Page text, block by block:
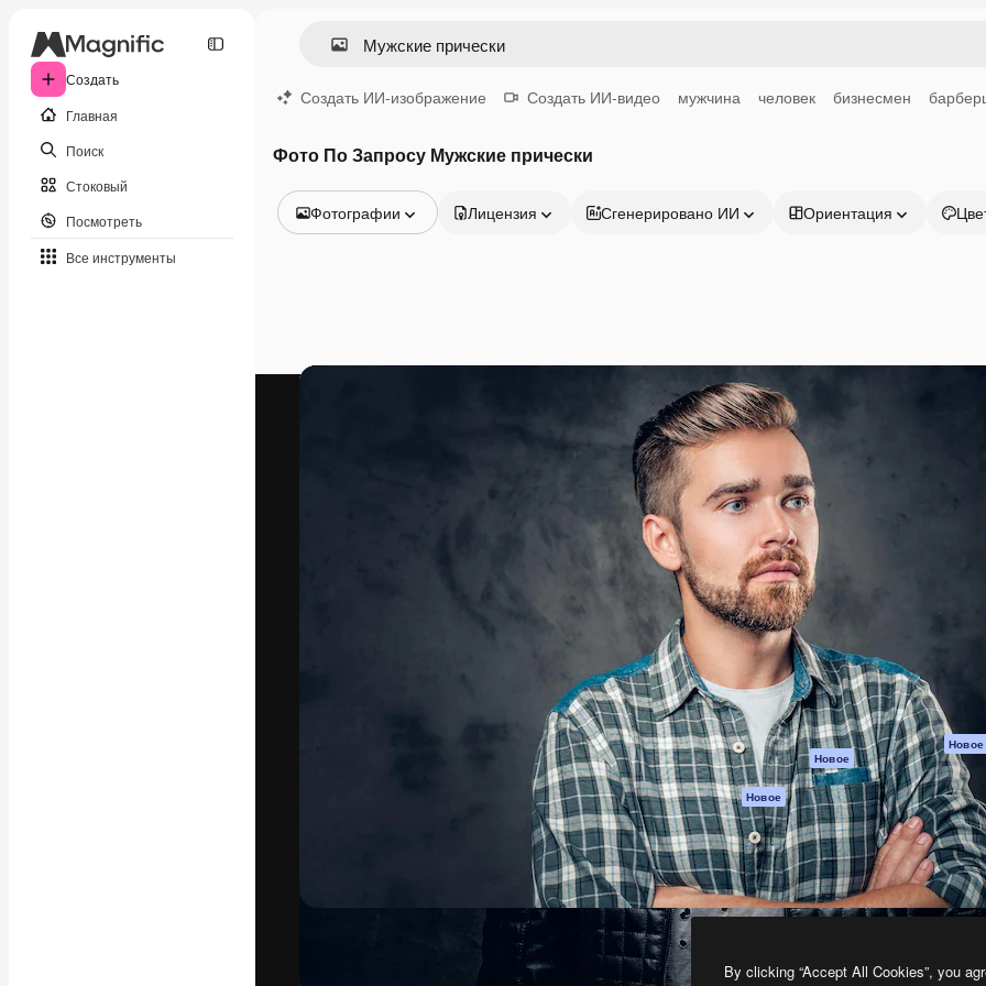
Создать
Главная
Поиск
Стоковый
Посмотреть
Все инструменты
Создать ИИ-изображение Создать ИИ-видео мужчина человек бизнесмен
Фото По Запросу Мужские прически
Фотографии
Видео
Лицензия Сгенерировано ИИ Ориентация
Креативная платформа для создания
ваших лучших работ. Более 1 миллиона
Продукция
Spaces
ИИ-помощник
Генератор
изображений ИИ
Генератор видео
Генератор голоса
на основе ИИ
Стоковый контент
MCP для
Claude/ChatGPT
Новое
Агенты Новое
API
Мобильное
приложение
Все инструменты
Magnific
поддержки
положения
Политика
Оригиналы Новое
Политика файлов
cookie
Центр доверия
Партнеры
Предприятие
By clicking “Accept All Cookies”, you